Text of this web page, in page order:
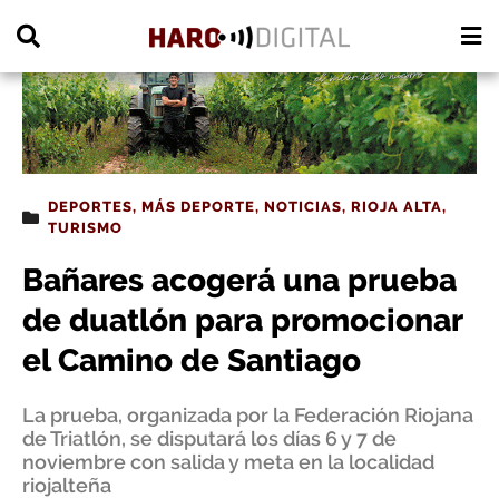
DEPORTES, MÁS DEPORTE, NOTICIAS, RIOJA ALTA,
TURISMO
Bañares acogerá una prueba
de duatlón para promocionar
el Camino de Santiago
La prueba, organizada por la Federación Riojana
de Triatlón, se disputará los días 6 y 7 de
noviembre con salida y meta en la localidad
riojalteña